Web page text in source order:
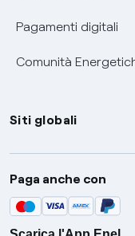
Pagamenti digitali
Comunità
Siti globali
Enel Group
Enel Green Power
Global Trading
Paga anche con